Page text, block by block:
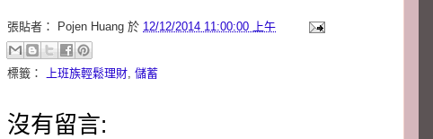
張貼者： Pojen Huang 於 12/12/2014 11:00:00 上午
標籤： 上班族輕鬆理財, 儲蓄
沒有留言: